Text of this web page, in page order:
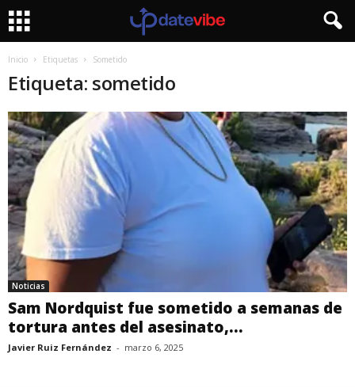
Inicio Etiquetas Sometido
Etiqueta: sometido
Noticias
Sam Nordquist fue sometido a semanas de
tortura antes del asesinato,...
Javier Ruiz Fernández - marzo 6, 2025